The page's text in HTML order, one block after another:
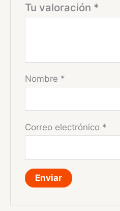
Tu valoración *
Nombre *
Correo electrónico *